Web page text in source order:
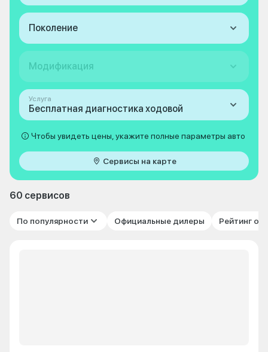
Поколение
Модификация
Услуга
Бесплатная диагностика ходовой
Чтобы увидеть цены, укажите полные параметры авто
Сервисы на карте
60 сервисов
По популярности Официальные дилеры Рейтинг